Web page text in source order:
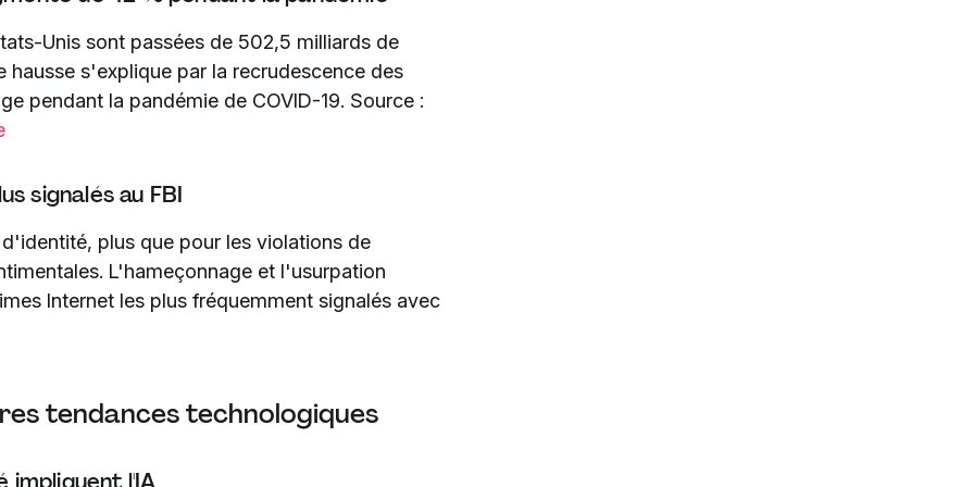
Unis sont passées de 502,5 milliards de
hausse s'explique par la recrudescence des
pendant la pandémie de COVID-19. Source :
signalés au FBI
plus que pour les violations de
L'hameçonnage et l'usurpation
Internet les plus fréquemment signalés avec
tendances technologiques
impliquent l'IA